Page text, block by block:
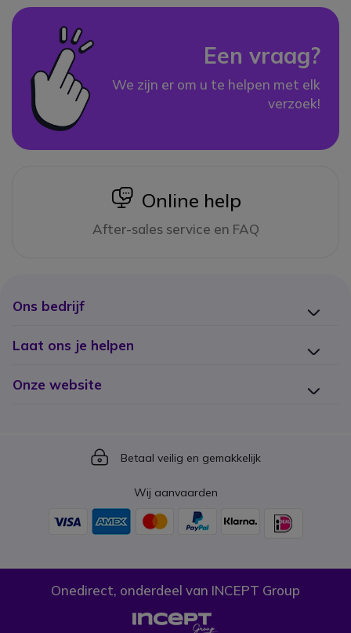
Een vraag?
We zijn er om u te helpen met elk
verzoek!
icon
Online help
After-sales service en FAQ
Ons bedrijf
Laat ons je helpen
Onze website
Icon
Betaal veilig en gemakkelijk
Wij aanvaarden
Onedirect, onderdeel van INCEPT Group